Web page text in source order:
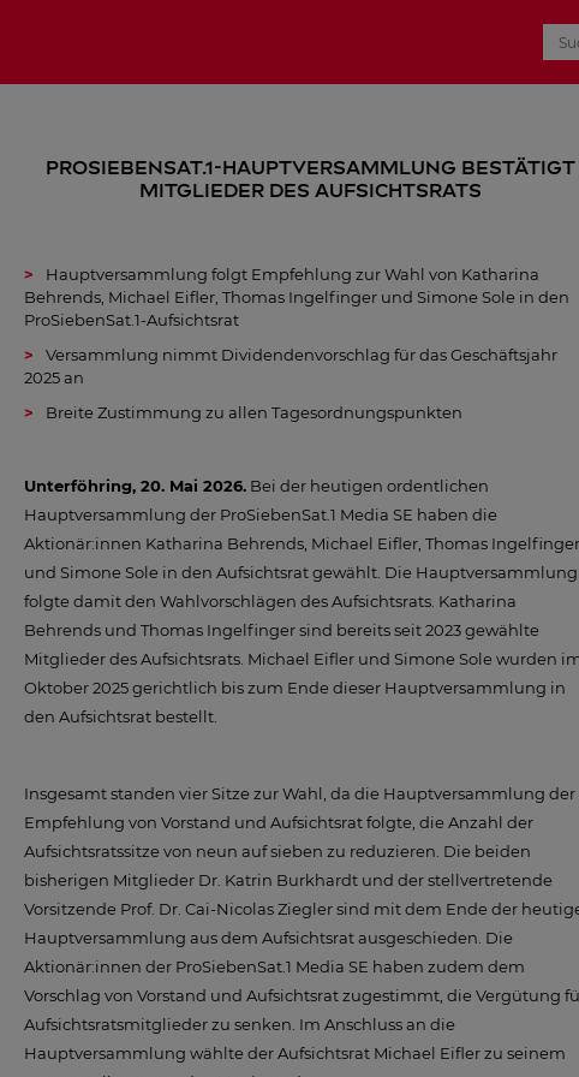
ProSiebenSat.1-Hauptversammlung bestätigt
Mitglieder des Aufsichtsrats
Hauptversammlung folgt Empfehlung zur Wahl von Katharina
Behrends, Michael Eifler, Thomas Ingelfinger und Simone Sole in den
ProSiebenSat.1-Aufsichtsrat
Versammlung nimmt Dividendenvorschlag für das Geschäftsjahr
2025 an
Breite Zustimmung zu allen Tagesordnungspunkten
Unterföhring, 20. Mai 2026. Bei der heutigen ordentlichen
Hauptversammlung der ProSiebenSat.1 Media SE haben die
Aktionär:innen Katharina Behrends, Michael Eifler, Thomas Ingelfinger
und Simone Sole in den Aufsichtsrat gewählt. Die Hauptversammlung
folgte damit den Wahlvorschlägen des Aufsichtsrats. Katharina
Behrends und Thomas Ingelfinger sind bereits seit 2023 gewählte
Mitglieder des Aufsichtsrats. Michael Eifler und Simone Sole wurden
Oktober 2025 gerichtlich bis zum Ende dieser Hauptversammlung in
den Aufsichtsrat bestellt.
Insgesamt standen vier Sitze zur Wahl, da die Hauptversammlung der
Empfehlung von Vorstand und Aufsichtsrat folgte, die Anzahl der
Aufsichtsratssitze von neun auf sieben zu reduzieren. Die beiden
bisherigen Mitglieder Dr. Katrin Burkhardt und der stellvertretende
Vorsitzende Prof. Dr. Cai-Nicolas Ziegler sind mit dem Ende der
Hauptversammlung aus dem Aufsichtsrat ausgeschieden. Die
Aktionär:innen der ProSiebenSat.1 Media SE haben zudem dem
Vorschlag von Vorstand und Aufsichtsrat zugestimmt, die Vergütung
Aufsichtsratsmitglieder zu senken. Im Anschluss an die
Hauptversammlung wählte der Aufsichtsrat Michael Eifler zu seinem